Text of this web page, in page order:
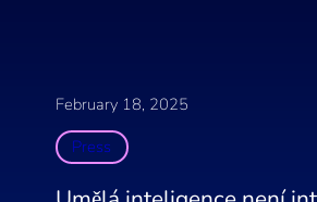
February 18, 2025
Press